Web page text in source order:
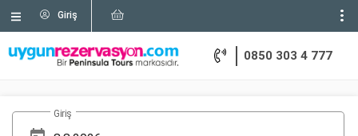
Giriş
0850 303 4 777
Giriş